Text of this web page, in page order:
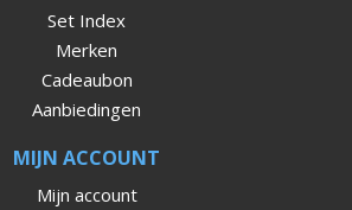
Set Index
Merken
Cadeaubon
Aanbiedingen
MIJN ACCOUNT
Mijn account